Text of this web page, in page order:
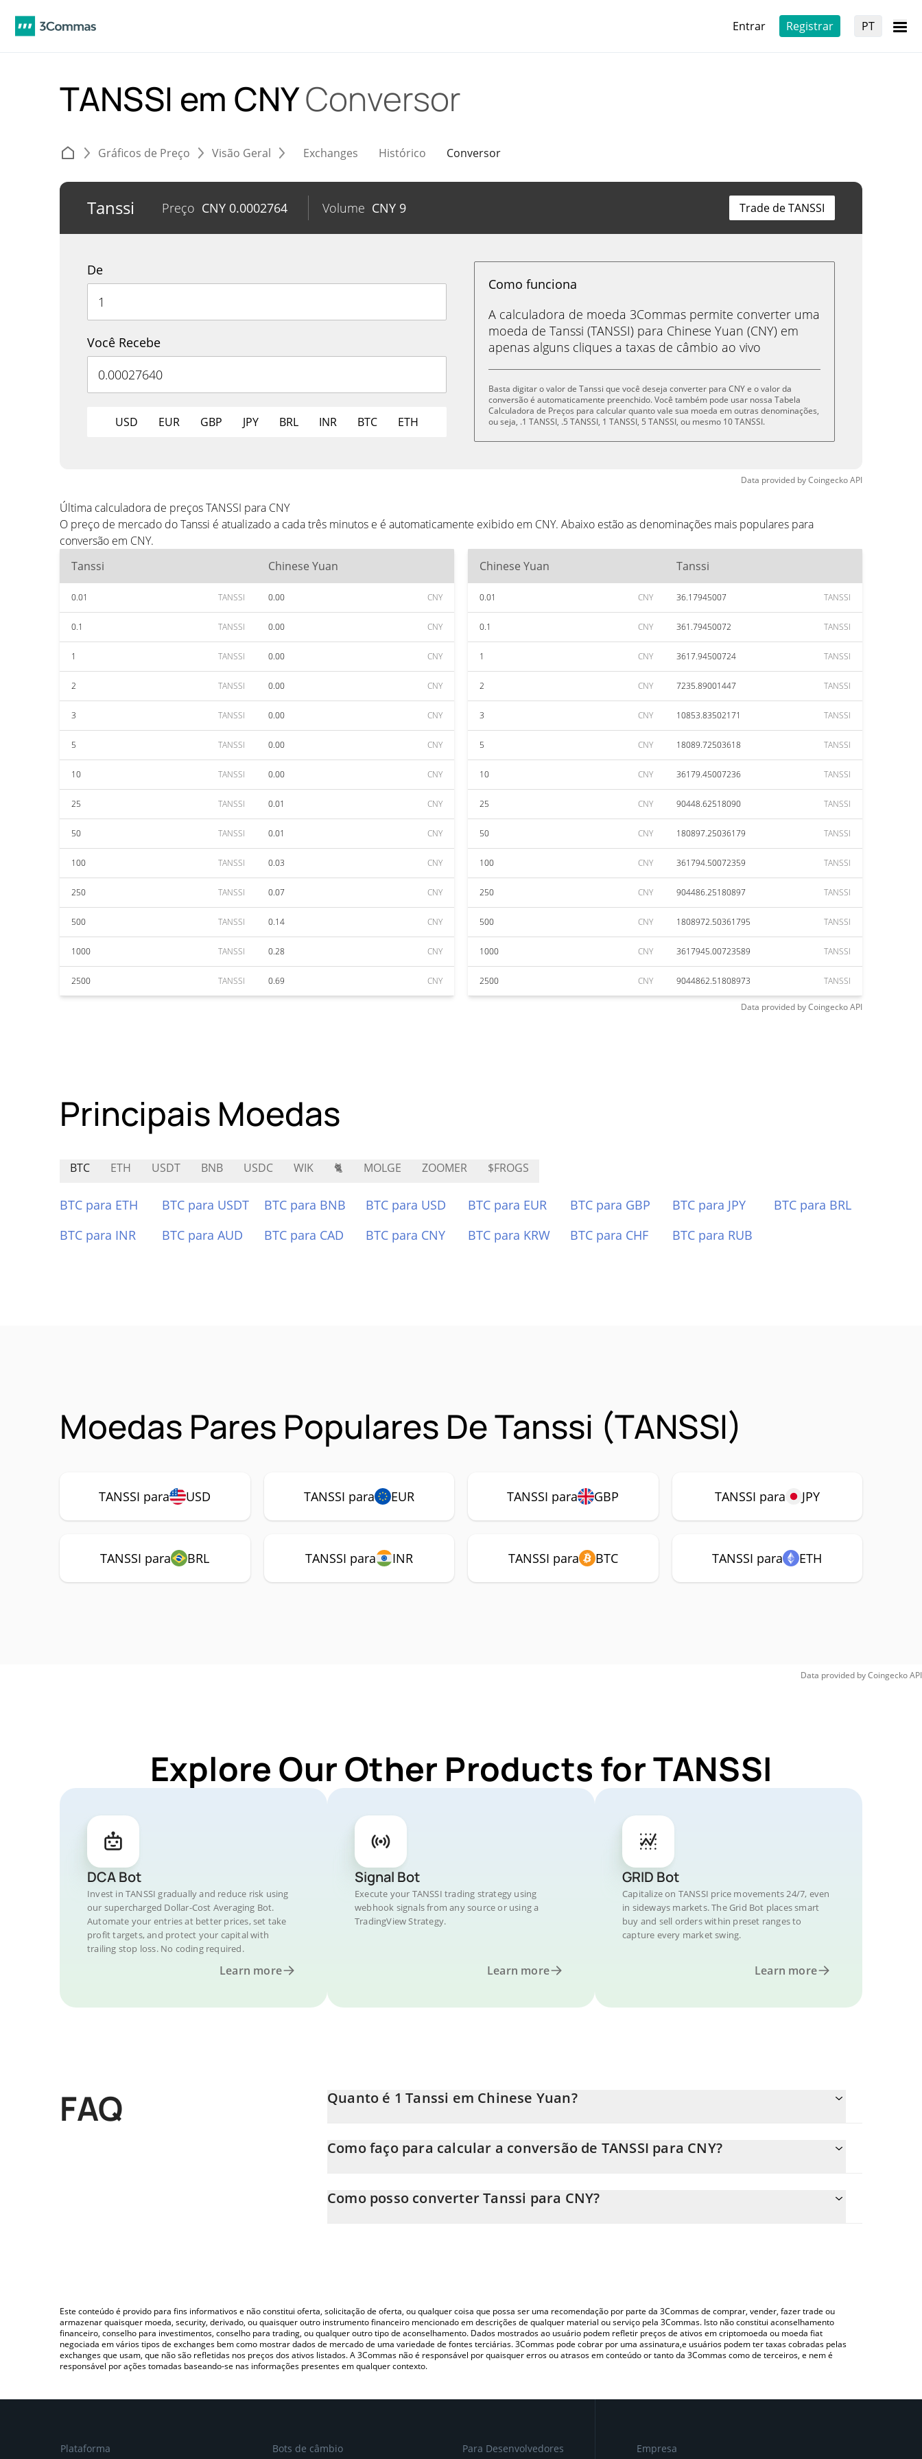
Entrar Registrar PT
TANSSI em CNYConversor
Gráficos de Preço Visão Geral Exchanges Histórico Conversor
Tanssi Preço CNY 0.0002764 Volume CNY 9 Trade de TANSSI
De
Você Recebe
USD EUR GBP JPY BRL INR BTC ETH
Como funciona
A calculadora de moeda 3Commas permite converter uma
moeda de Tanssi (TANSSI) para Chinese Yuan (CNY) em
apenas alguns cliques a taxas de câmbio ao vivo
Basta digitar o valor de Tanssi que você deseja converter para CNY e o valor da
conversão é automaticamente preenchido. Você também pode usar nossa Tabela
Calculadora de Preços para calcular quanto vale sua moeda em outras denominações,
ou seja, .1 TANSSI, .5 TANSSI, 1 TANSSI, 5 TANSSI, ou mesmo 10 TANSSI.
Data provided byCoingeckoAPI
Última calculadora de preços TANSSI para CNY
O preço de mercado do Tanssi é atualizado a cada três minutos e é automaticamente exibido em CNY. Abaixo estão as denominações mais populares para
conversão em CNY.
Tanssi
Chinese Yuan
0.01 TANSSI 0.00 CNY
0.1 TANSSI 0.00 CNY
1 TANSSI 0.00 CNY
2 TANSSI 0.00 CNY
3 TANSSI 0.00 CNY
5 TANSSI 0.00 CNY
10 TANSSI 0.00 CNY
25 TANSSI 0.01 CNY
50 TANSSI 0.01 CNY
100 TANSSI 0.03 CNY
250 TANSSI 0.07 CNY
500 TANSSI 0.14 CNY
1000 TANSSI 0.28 CNY
2500 TANSSI 0.69 CNY
Chinese Yuan Tanssi
0.01 CNY 36.17945007 TANSSI
0.1 CNY 361.79450072 TANSSI
1 CNY 3617.94500724 TANSSI
2 CNY 7235.89001447 TANSSI
3 CNY 10853.83502171 TANSSI
5 CNY 18089.72503618 TANSSI
10 CNY 36179.45007236 TANSSI
25 CNY 90448.62518090 TANSSI
50 CNY 180897.25036179 TANSSI
100 CNY 361794.50072359 TANSSI
250 CNY 904486.25180897 TANSSI
500 CNY 1808972.50361795 TANSSI
1000 CNY 3617945.00723589 TANSSI
2500 CNY 9044862.51808973 TANSSI
Data provided byCoingeckoAPI
Principais Moedas
BTC ETH USDT BNB USDC WIK 🐈 MOLGE ZOOMER $FROGS
BTC para ETH BTC para USDT BTC para BNB BTC para USD BTC para EUR BTC para GBP BTC para JPY
BTC para BRL
BTC para INR
BTC para AUD BTC para CAD BTC para CNY BTC para KRW BTC para CHF BTC para RUB
Moedas Pares Populares De Tanssi (TANSSI)
TANSSI para USD TANSSI para EUR TANSSI para GBP TANSSI para JPY
TANSSI para BRL TANSSI para INR TANSSI para BTC TANSSI para ETH
Data provided byCoingeckoAPI
Explore Our Other Products for TANSSI
DCA Bot
Invest in TANSSI gradually and reduce risk using
our supercharged Dollar-Cost Averaging Bot.
Automate your entries at better prices, set take
profit targets, and protect your capital with
trailing stop loss. No coding required.
Learn more
Signal Bot
Execute your TANSSI trading strategy using
webhook signals from any source or using a
TradingView Strategy.
Learn more
GRID Bot
Capitalize on TANSSI price movements 24/7, even
in sideways markets. The Grid Bot places smart
buy and sell orders within preset ranges to
capture every market swing.
Learn more
FAQ Quanto é 1 Tanssi em Chinese Yuan?
Neste momento, 1 Tanssi equivale a 0.0002764 CNY
Como faço para calcular a conversão de TANSSI para CNY?
inserindo a quantidade de Tanssi no campo correspondente e converterá automaticamente o valor em Chinese Yuan
Como posso converter Tanssi para CNY?
Este conteúdo é provido para fins informativos e não constitui oferta, solicitação de oferta, ou qualquer coisa que possa ser uma recomendação por parte da 3Commas de comprar, vender, fazer trade ou
armazenar quaisquer moeda, security, derivado, ou quaisquer outro instrumento financeiro mencionado em descrições de qualquer material ou serviço pela 3Commas. Isto não constitui aconselhamento
financeiro, conselho para investimentos, conselho para trading, ou qualquer outro tipo de aconselhamento. Dados mostrados ao usuário podem refletir preços de ativos em criptomoeda ou moeda fiat
negociada em vários tipos de exchanges bem como mostrar dados de mercado de uma variedade de fontes terciárias. 3Commas pode cobrar por uma assinatura,e usuários podem ter taxas cobradas pelas
exchanges que usam, que não são refletidas nos preços dos ativos listados. A 3Commas não é responsável por quaisquer erros ou atrasos em conteúdo or tanto da 3Commas como de terceiros, e nem é
responsável por ações tomadas baseando-se nas informações presentes em qualquer contexto.
Plataforma Bots de câmbio Para Desenvolvedores Empresa